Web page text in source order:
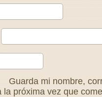
Guarda mi nombre,
próxima vez que